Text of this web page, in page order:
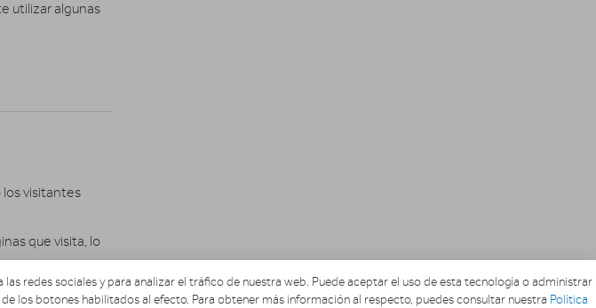
redes sociales y para analizar el tráfico de nuestra web. Puede aceptar el uso de esta tecnología o administrar
los botones habilitados al efecto. Para obtener más información al respecto, puedes consultar nuestra Política
utilizar algunas
los visitantes
que visita, lo
visitante